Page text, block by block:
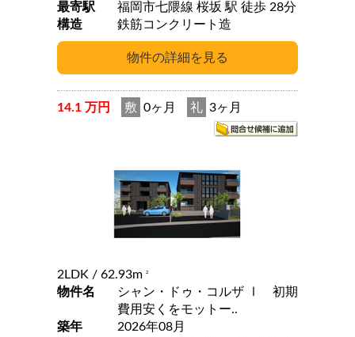
最寄駅
福岡市七隈線 桜坂 駅 徒歩 28分
構造
鉄筋コンクリート造
14.1 万円 敷 0ヶ月 礼 3ヶ月
2LDK / 62.93m 2
物件名
シャン・ドゥ・コルザ Ⅰ 初期
費用安くをモットー..
築年
2026年08月